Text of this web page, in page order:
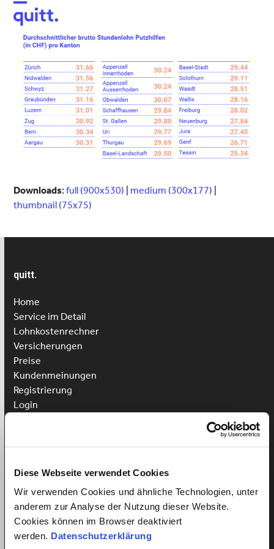
Diese Webseite verwendet Cookies
Wir verwenden Cookies und ähnliche Technologien, unter
anderem zur Analyse der Nutzung dieser Website.
Cookies können im Browser deaktiviert
werden. Datenschutzerklärung
Open
mobile
menu
Close
mobile
menu
Downloads:full (900x530) medium (300x177)
thumbnail (75x75)
quitt.
Home
Service im Detail
Lohnkostenrechner
Versicherungen
Preise
Kundenmeinungen
Registrierung
Login
Kinderbetreuung anstellen
Vorteile für Arbeitnehmer
Arbeitnehmer Registrierung
Arbeitnehmer Login
Sprachkurs gewinnen